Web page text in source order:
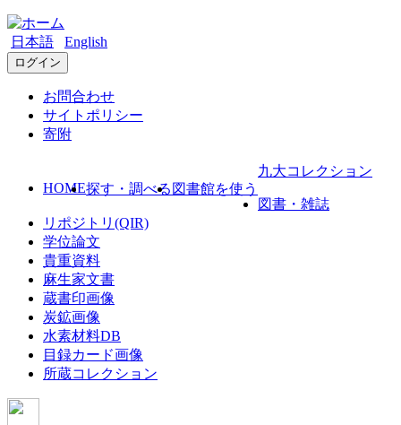
日本語 English
ログイン
お問合わせ
サイトポリシー
寄附
HOME探す・調べる 図書館を使う
九大コレクション
図書・雑誌
リポジトリ(QIR)
学位論文
貴重資料
麻生家文書
蔵書印画像
炭鉱画像
水素材料DB
目録カード画像
所蔵コレクション